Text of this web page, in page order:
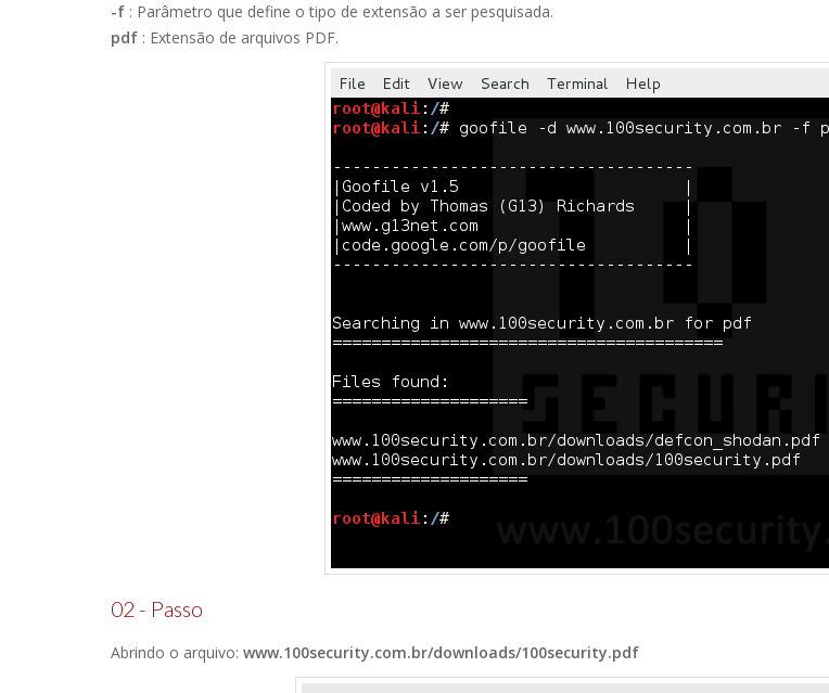
-f : Parâmetro que define o tipo de extensão a ser pesquisada.
pdf : Extensão de arquivos PDF.
02 - Passo
Abrindo o arquivo: www.100security.com.br/downloads/100security.pdf